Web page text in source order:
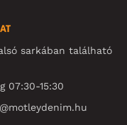
sarkában található
07:30-15:30